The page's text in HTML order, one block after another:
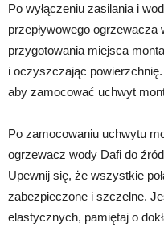
Po wyłączeniu zasilania i
przepływowego ogrzewacza
przygotowania miejsca
i oczyszczając
aby zamocować uchwyt
Po zamocowaniu uchwytu
ogrzewacz wody Dafi do
Upewnij się, że wszystkie
zabezpieczone i szczelne.
elastycznych, pamiętaj o